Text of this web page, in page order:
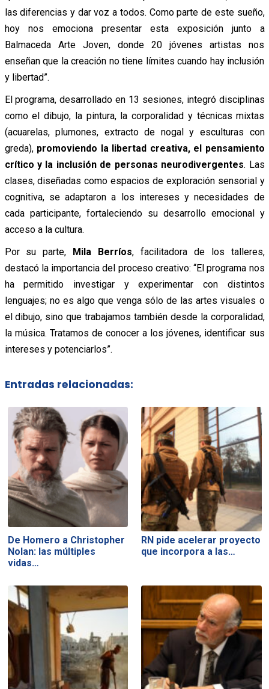
las diferencias y dar voz a todos. Como parte de este sueño,
hoy nos emociona presentar esta exposición junto a
Balmaceda Arte Joven, donde 20 jóvenes artistas nos
enseñan que la creación no tiene límites cuando hay inclusión
y libertad”.
El programa, desarrollado en 13 sesiones, integró disciplinas
como el dibujo, la pintura, la corporalidad y técnicas mixtas
(acuarelas, plumones, extracto de nogal y esculturas con
greda), promoviendo la libertad creativa, el pensamiento
crítico y la inclusión de personas neurodivergentes. Las
clases, diseñadas como espacios de exploración sensorial y
cognitiva, se adaptaron a los intereses y necesidades de
cada participante, fortaleciendo su desarrollo emocional y
acceso a la cultura.
Por su parte, Mila Berríos, facilitadora de los talleres,
destacó la importancia del proceso creativo: “El programa nos
ha permitido investigar y experimentar con distintos
lenguajes; no es algo que venga sólo de las artes visuales o
el dibujo, sino que trabajamos también desde la corporalidad,
la música. Tratamos de conocer a los jóvenes, identificar sus
intereses y potenciarlos”.
Entradas relacionadas:
De Homero a Christopher
Nolan: las múltiples
vidas…
RN pide acelerar proyecto
que incorpora a las…